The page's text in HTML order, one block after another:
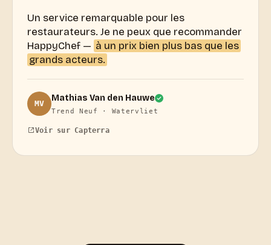
Un service remarquable pour les
restaurateurs. Je ne peux que recommander
HappyChef — à un prix bien plus bas que les
grands acteurs.
MV
Mathias Van den Hauwe
Trend Neuf · Watervliet
Voir sur Capterra